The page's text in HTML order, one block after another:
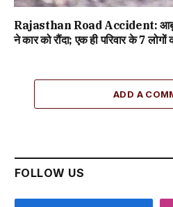
Rajasthan Road Accident:
ने कार को रौंदा; एक ही परिवार के 7 लोगों
ADD A
FOLLOW US